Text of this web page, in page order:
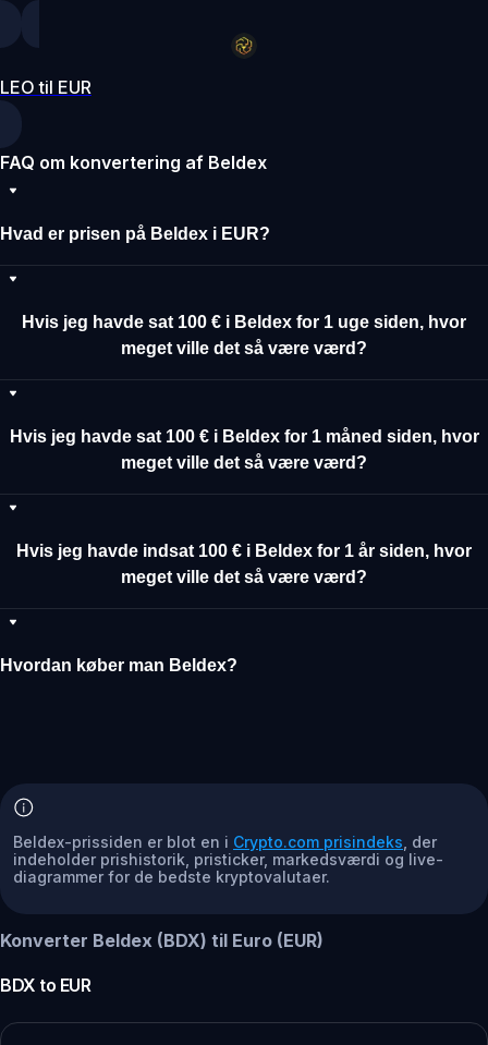
LEO til EUR
FAQ om konvertering af Beldex
Hvad er prisen på Beldex i EUR?
Hvis jeg havde sat 100 € i Beldex for 1 uge siden, hvor
meget ville det så være værd?
Hvis jeg havde sat 100 € i Beldex for 1 måned siden, hvor
meget ville det så være værd?
Hvis jeg havde indsat 100 € i Beldex for 1 år siden, hvor
meget ville det så være værd?
Hvordan køber man Beldex?
Beldex-prissiden er blot en i Crypto.com prisindeks , der
indeholder prishistorik, pristicker, markedsværdi og live-
diagrammer for de bedste kryptovalutaer.
Konverter Beldex (BDX) til Euro (EUR)
BDX to EUR